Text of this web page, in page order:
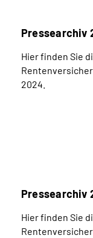
Pressearchiv
Hier finden Sie
2024.
Pressearchiv
Hier finden Sie